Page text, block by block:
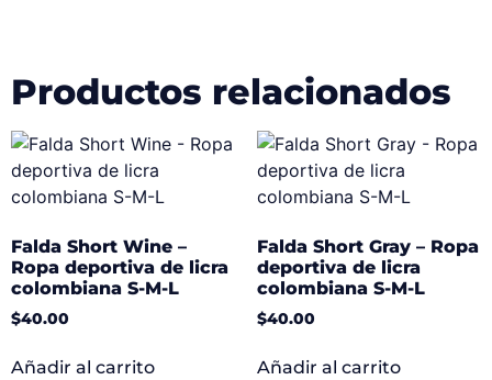
Productos relacionados
Falda Short Wine –
Ropa deportiva de licra
colombiana S-M-L
$40.00
Añadir al carrito
Falda Short Gray – Ropa
deportiva de licra
colombiana S-M-L
$40.00
Añadir al carrito